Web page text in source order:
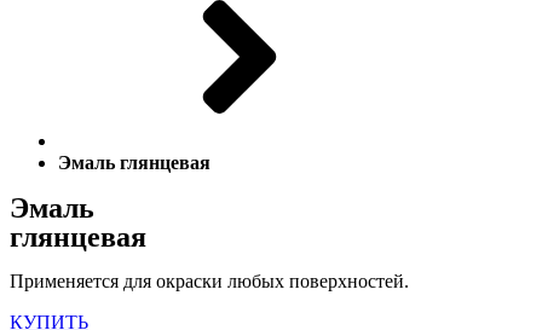
Эмаль глянцевая
Эмаль
глянцевая
Применяется для окраски любых поверхностей.
КУПИТЬ